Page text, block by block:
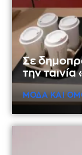
Σε
την
ΜΟΔΑ ΚΑΙ